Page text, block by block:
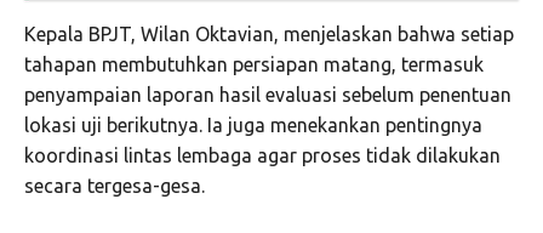
Kepala BPJT, Wilan Oktavian, menjelaskan bahwa setiap
tahapan membutuhkan persiapan matang, termasuk
penyampaian laporan hasil evaluasi sebelum penentuan
lokasi uji berikutnya. Ia juga menekankan pentingnya
koordinasi lintas lembaga agar proses tidak dilakukan
secara tergesa-gesa.